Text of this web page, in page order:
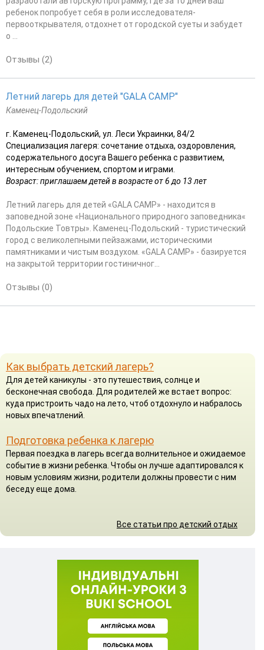
ребенок попробует себя в роли исследователя-
первооткрывателя, отдохнет от городской суеты и забудет
о ...
Отзывы (2)
Летний лагерь для детей "GALA CAMP"
Каменец-Подольский
г. Каменец-Подольский, ул. Леси Украинки, 84/2
Специализация лагеря: сочетание отдыха, оздоровления,
содержательного досуга Вашего ребенка с развитием,
интересным обучением, спортом и играми.
Возраст: приглашаем детей в возрасте от 6 до 13 лет
Летний лагерь для детей «GALA CAMP» - находится в
заповедной зоне «Национального природного заповедника«
Подольские Товтры». Каменец-Подольский - туристический
город с великолепными пейзажами, историческими
памятниками и чистым воздухом. «GALA CAMP» - базируется
на закрытой территории гостиничног...
Отзывы (0)
Как выбрать детский лагерь?
Для детей каникулы - это путешествия, солнце и
бесконечная свобода. Для родителей же встает вопрос:
куда пристроить чадо на лето, чтоб отдохнуло и набралось
новых впечатлений.
Подготовка ребенка к лагерю
Первая поездка в лагерь всегда волнительное и ожидаемое
событие в жизни ребенка. Чтобы он лучше адаптировался к
новым условиям жизни, родители должны провести с ним
беседу еще дома.
Все статьи про детский отдых